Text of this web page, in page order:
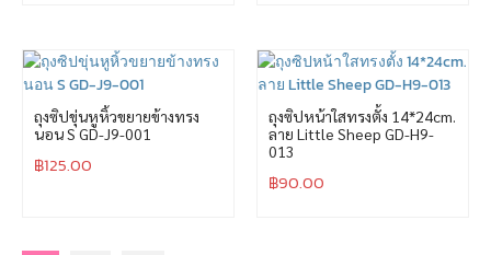
ถุงซิปขุ่นหูหิ้วขยายข้างทรง
นอน S GD-J9-001
฿125.00
ถุงซิปหน้าใสทรงตั้ง 14*24cm.
ลาย Little Sheep GD-H9-
013
฿90.00